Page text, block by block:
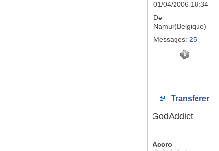
01/04/2006 18:34
De
Namur(Belgique)
Messages: 25
Transférer
GodAddict
Accro